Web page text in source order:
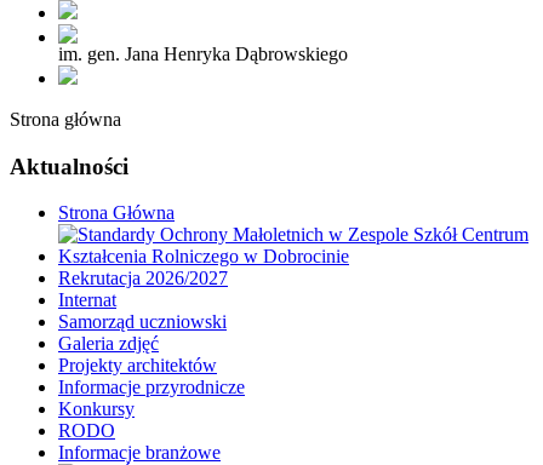
im. gen. Jana Henryka Dąbrowskiego
Strona główna
Aktualności
Strona Główna
Rekrutacja 2026/2027
Internat
Samorząd uczniowski
Galeria zdjęć
Projekty architektów
Informacje przyrodnicze
Konkursy
RODO
Informacje branżowe